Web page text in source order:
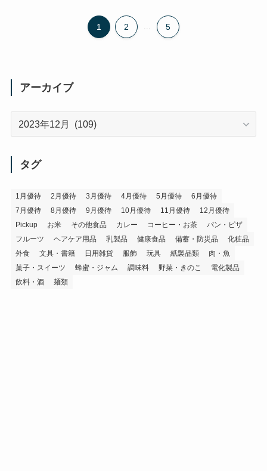
1 2 ... 5
アーカイブ
タグ
1月優待 2月優待 3月優待 4月優待 5月優待
6月優待
7月優待
8月優待 9月優待 10月優待 11月優待
12月優待
Pickup
お米 その他食品 カレー コーヒー・お茶
パン・ピザ
フルーツ
ヘアケア用品 乳製品 健康食品 備蓄・防災品
化粧品
外食
文具・書籍 日用雑貨 服飾 玩具 紙製品類
肉・魚
菓子・スイーツ
蜂蜜・ジャム 調味料 野菜・きのこ
電化製品
飲料・酒
麺類